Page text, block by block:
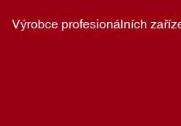
Výrobce profesionálních